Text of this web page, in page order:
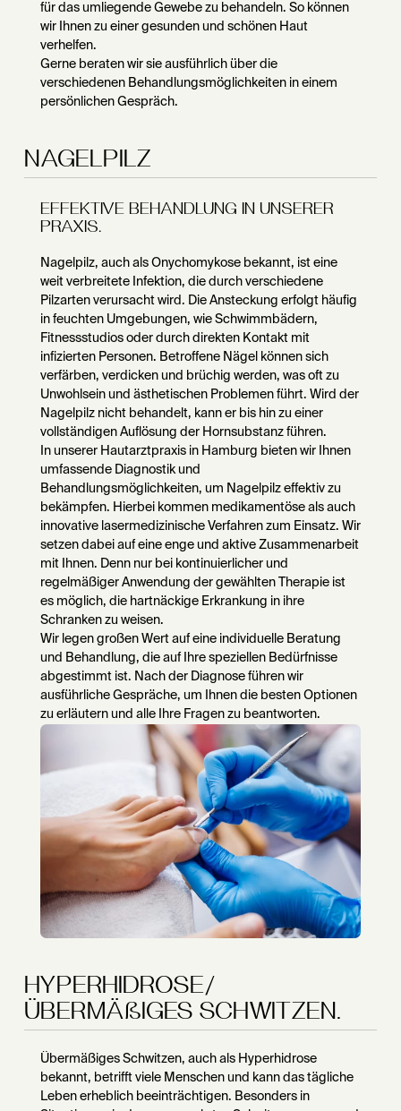
für das umliegende Gewebe zu behandeln. So können
wir Ihnen zu einer gesunden und schönen Haut
verhelfen.
Gerne beraten wir sie ausführlich über die
verschiedenen Behandlungsmöglichkeiten in einem
persönlichen Gespräch.
NAGELPILZ
EFFEKTIVE BEHANDLUNG IN UNSERER
PRAXIS.
Nagelpilz, auch als Onychomykose bekannt, ist eine
weit verbreitete Infektion, die durch verschiedene
Pilzarten verursacht wird. Die Ansteckung erfolgt häufig
in feuchten Umgebungen, wie Schwimmbädern,
Fitnessstudios oder durch direkten Kontakt mit
infizierten Personen. Betroffene Nägel können sich
verfärben, verdicken und brüchig werden, was oft zu
Unwohlsein und ästhetischen Problemen führt. Wird der
Nagelpilz nicht behandelt, kann er bis hin zu einer
vollständigen Auflösung der Hornsubstanz führen.
In unserer Hautarztpraxis in Hamburg bieten wir Ihnen
umfassende Diagnostik und
Behandlungsmöglichkeiten, um Nagelpilz effektiv zu
bekämpfen. Hierbei kommen medikamentöse als auch
innovative lasermedizinische Verfahren zum Einsatz. Wir
setzen dabei auf eine enge und aktive Zusammenarbeit
mit Ihnen. Denn nur bei kontinuierlicher und
regelmäßiger Anwendung der gewählten Therapie ist
es möglich, die hartnäckige Erkrankung in ihre
Schranken zu weisen.
Wir legen großen Wert auf eine individuelle Beratung
und Behandlung, die auf Ihre speziellen Bedürfnisse
abgestimmt ist. Nach der Diagnose führen wir
ausführliche Gespräche, um Ihnen die besten Optionen
zu erläutern und alle Ihre Fragen zu beantworten.
HYPERHIDROSE/
ÜBERMÄßIGES SCHWITZEN.
Übermäßiges Schwitzen, auch als Hyperhidrose
bekannt, betrifft viele Menschen und kann das tägliche
Leben erheblich beeinträchtigen. Besonders in